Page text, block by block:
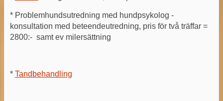
* Problemhundsutredning med hundpsykolog -
konsultation med beteendeutredning, pris för två träffar =
2800:- samt ev milersättning
* Tandbehandling